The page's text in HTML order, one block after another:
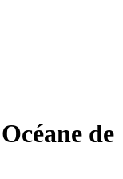
de